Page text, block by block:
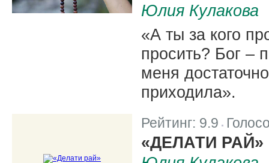
Юлия Кулакова
«А ты за кого
просить? Бог –
меня
приходила».
Рейтинг: 9.9 |
«ДЕЛАТИ РАЙ»